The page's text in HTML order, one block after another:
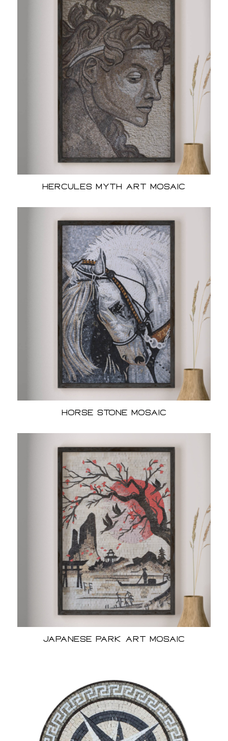
Hercules Myth Art Mosaic
Horse Stone mosaic
Japanese Park Art Mosaic